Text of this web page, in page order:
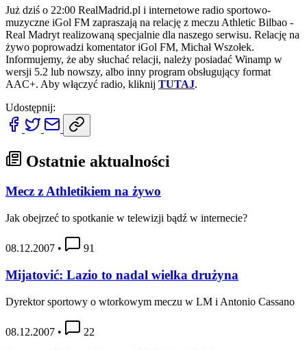
Już dziś o 22:00 RealMadrid.pl i internetowe radio sportowo-
muzyczne iGol FM zapraszają na relację z meczu Athletic Bilbao -
Real Madryt realizowaną specjalnie dla naszego serwisu. Relację na
żywo poprowadzi komentator iGol FM, Michał Wszołek.
Informujemy, że aby słuchać relacji, należy posiadać Winamp w
wersji 5.2 lub nowszy, albo inny program obsługujący format
AAC+. Aby włączyć radio, kliknij TUTAJ.
Udostępnij:
Ostatnie aktualności
Mecz z Athletikiem na żywo
Jak obejrzeć to spotkanie w telewizji bądź w internecie?
08.12.2007 • 91
Mijatović: Lazio to nadal wielka drużyna
Dyrektor sportowy o wtorkowym meczu w LM i Antonio Cassano
08.12.2007 • 22